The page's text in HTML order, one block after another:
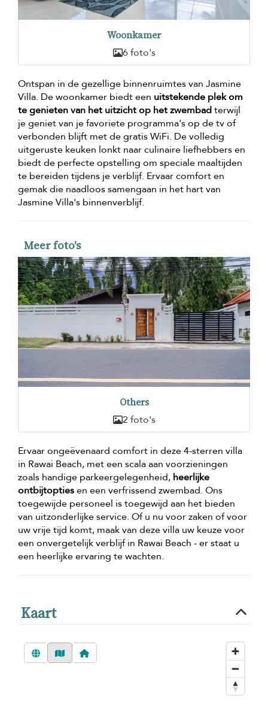
Woonkamer
6 foto's
Ontspan in de gezellige binnenruimtes van Jasmine
Villa. De woonkamer biedt een uitstekende plek om
te genieten van het uitzicht op het zwembadterwijl
je geniet van je favoriete programma's op de tv of
verbonden blijft met de gratis WiFi. De volledig
uitgeruste keuken lonkt naar culinaire liefhebbers en
biedt de perfecte opstelling om speciale maaltijden
te bereiden tijdens je verblijf. Ervaar comfort en
gemak die naadloos samengaan in het hart van
Jasmine Villa's binnenverblijf.
Meer foto's
Others
2 foto's
Ervaar ongeëvenaard comfort in deze 4-sterren villa
in Rawai Beach, met een scala aan voorzieningen
zoals handige parkeergelegenheid, heerlijke
ontbijtoptiesen een verfrissend zwembad. Ons
toegewijde personeel is toegewijd aan het bieden
van uitzonderlijke service. Of u nu voor zaken of voor
uw vrije tijd komt, maak van deze villa uw keuze voor
een onvergetelijk verblijf in Rawai Beach - er staat u
een heerlijke ervaring te wachten.
Kaart